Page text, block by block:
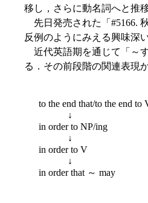
移し，さらに動名詞へと推
先日発売された「#5166.
反例のようにみえる興味深
近代英語期を通じて「～
る．その前段階の関連表現
to the end that/to the end to
↓
in order to NP/ing
↓
in order to V
↓
in order that ～ may